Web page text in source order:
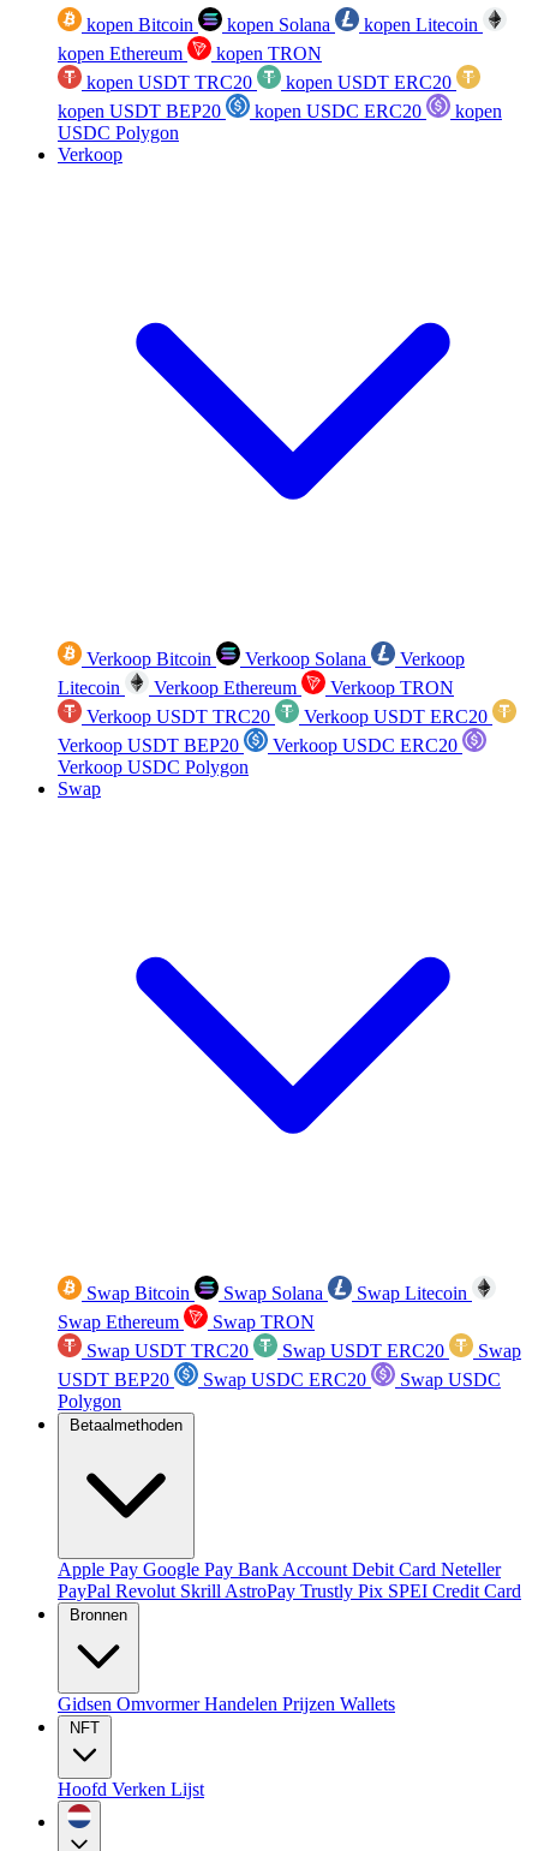
kopen Bitcoin kopen Solana
kopen Litecoin
kopen Ethereum
kopen TRON
kopen USDT TRC20
kopen USDT ERC20
kopen USDT BEP20
kopen USDC ERC20
kopen
USDC Polygon
Verkoop
Verkoop Bitcoin Verkoop Solana
Verkoop
Litecoin
Verkoop Ethereum
Verkoop TRON
Verkoop USDT TRC20
Verkoop USDT ERC20
Verkoop USDT BEP20
Verkoop USDC ERC20
Verkoop USDC Polygon
Swap
Swap Bitcoin Swap Solana
Swap Litecoin
Swap Ethereum
Swap TRON
Swap USDT TRC20
Swap USDT ERC20
Swap
USDT BEP20
Swap USDC ERC20
Swap USDC
Polygon
Betaalmethoden
Apple Pay Google Pay Bank Account Debit Card Neteller
PayPal Revolut Skrill AstroPay Trustly Pix SPEI Credit Card
Bronnen
Gidsen OmvormerHandelen Prijzen Wallets
NFT
Hoofd Verken Lijst